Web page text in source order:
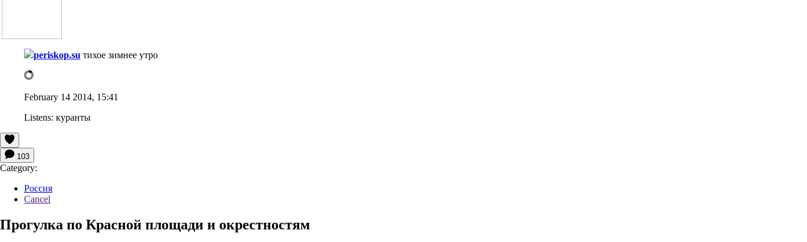
periskop.su тихое зимнее утро
February 14 2014, 15:41
Listens: куранты
103
Category:
Россия
Cancel
Прогулка по Красной площади и окрестностям